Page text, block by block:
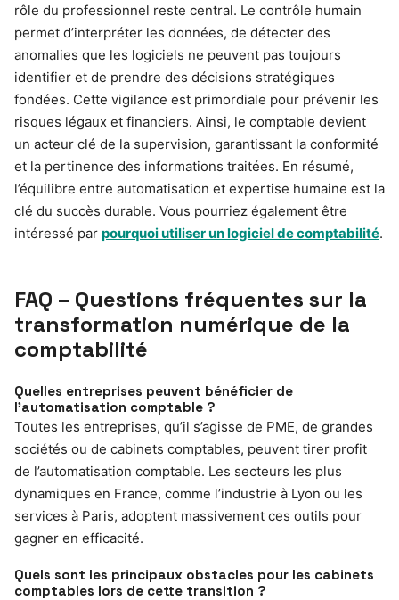
rôle du professionnel reste central. Le contrôle humain
permet d’interpréter les données, de détecter des
anomalies que les logiciels ne peuvent pas toujours
identifier et de prendre des décisions stratégiques
fondées. Cette vigilance est primordiale pour prévenir les
risques légaux et financiers. Ainsi, le comptable devient
un acteur clé de la supervision, garantissant la conformité
et la pertinence des informations traitées. En résumé,
l’équilibre entre automatisation et expertise humaine est la
clé du succès durable. Vous pourriez également être
intéressé par pourquoi utiliser un logiciel de comptabilité.
FAQ – Questions fréquentes sur la
transformation numérique de la
comptabilité
Quelles entreprises peuvent bénéficier de
l’automatisation comptable ?
Toutes les entreprises, qu’il s’agisse de PME, de grandes
sociétés ou de cabinets comptables, peuvent tirer profit
de l’automatisation comptable. Les secteurs les plus
dynamiques en France, comme l’industrie à Lyon ou les
services à Paris, adoptent massivement ces outils pour
gagner en efficacité.
Quels sont les principaux obstacles pour les cabinets
comptables lors de cette transition ?